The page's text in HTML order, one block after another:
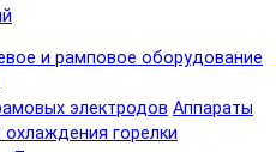
и рамповое оборудование
электродов Аппараты
охлаждения горелки